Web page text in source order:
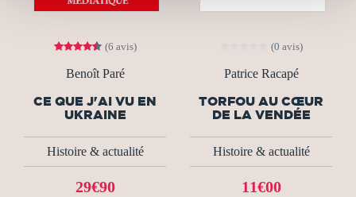
(6 avis)
Benoît Paré
CE QUE J'AI VU EN
UKRAINE
Histoire & actualité
29€90
(0 avis)
Patrice Racapé
TORFOU AU CŒUR
DE LA VENDÉE
Histoire & actualité
11€00